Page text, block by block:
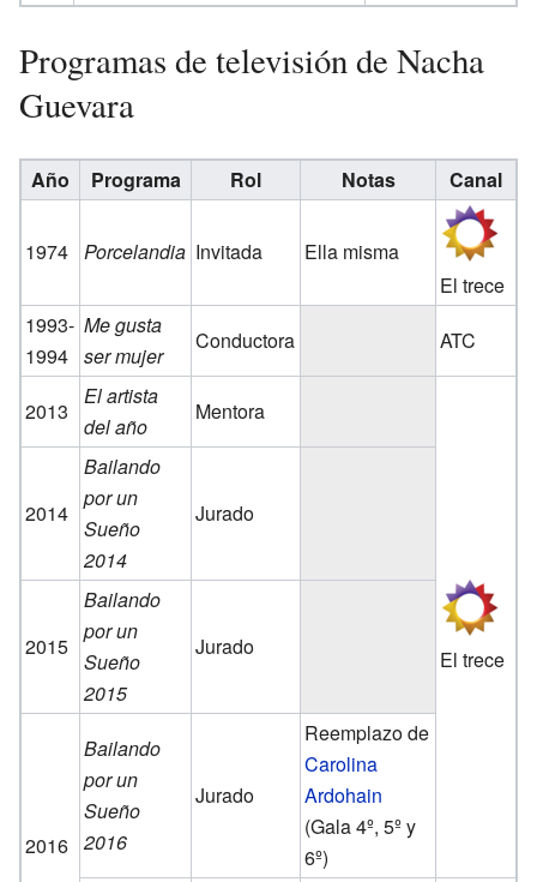
Programas de televisión de Nacha
Guevara
Año Programa Rol Notas Canal
1974 Porcelandia Invitada
Ella misma
El trece
1993-
1994
Me gusta
ser mujer
Conductora ATC
2013
El artista
del año
Mentora
El trece
2014
Bailando
por un
Sueño
2014
Jurado
2015
Bailando
por un
Sueño
2015
Jurado
2016
Bailando
por un
Sueño
2016
Jurado
Reemplazo de
Carolina
Ardohain
(Gala 4º, 5º y
6º)